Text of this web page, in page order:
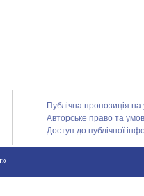
Публічна пропозиція
Авторське право та
Доступ до публічної